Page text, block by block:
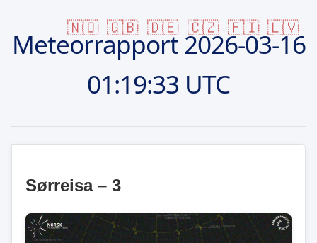
🇳🇴 🇬🇧 🇩🇪 🇨🇿 🇫🇮 🇱🇻
Meteorrapport2026-03-16
01:19:33 UTC
Sørreisa – 3